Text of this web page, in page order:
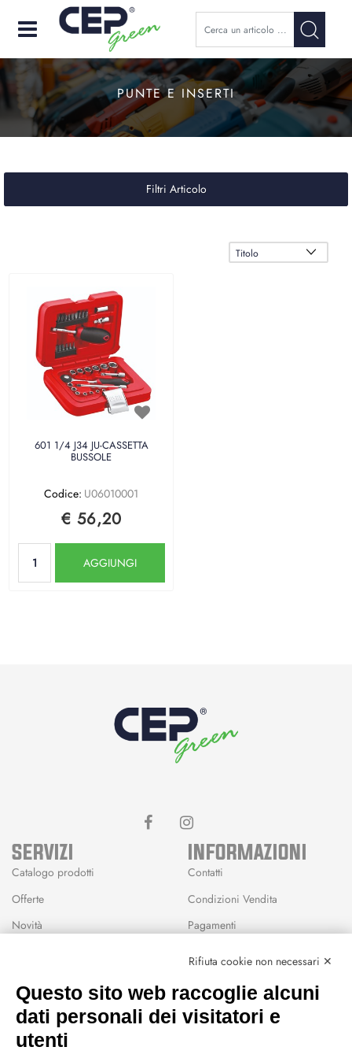
Open
PUNTE E INSERTI
Filtri Articolo
601 1/4 J34 JU-CASSETTA
BUSSOLE
Codice: U06010001
€ 56,20
AGGIUNGI
SERVIZI
Catalogo prodotti
Offerte
Novità
Wishlist
INFORMAZIONI
Contatti
Condizioni Vendita
Pagamenti
CEP GREEN
Rifiuta cookie non necessari ✕
Questo sito web raccoglie alcuni
dati personali dei visitatori e
utenti